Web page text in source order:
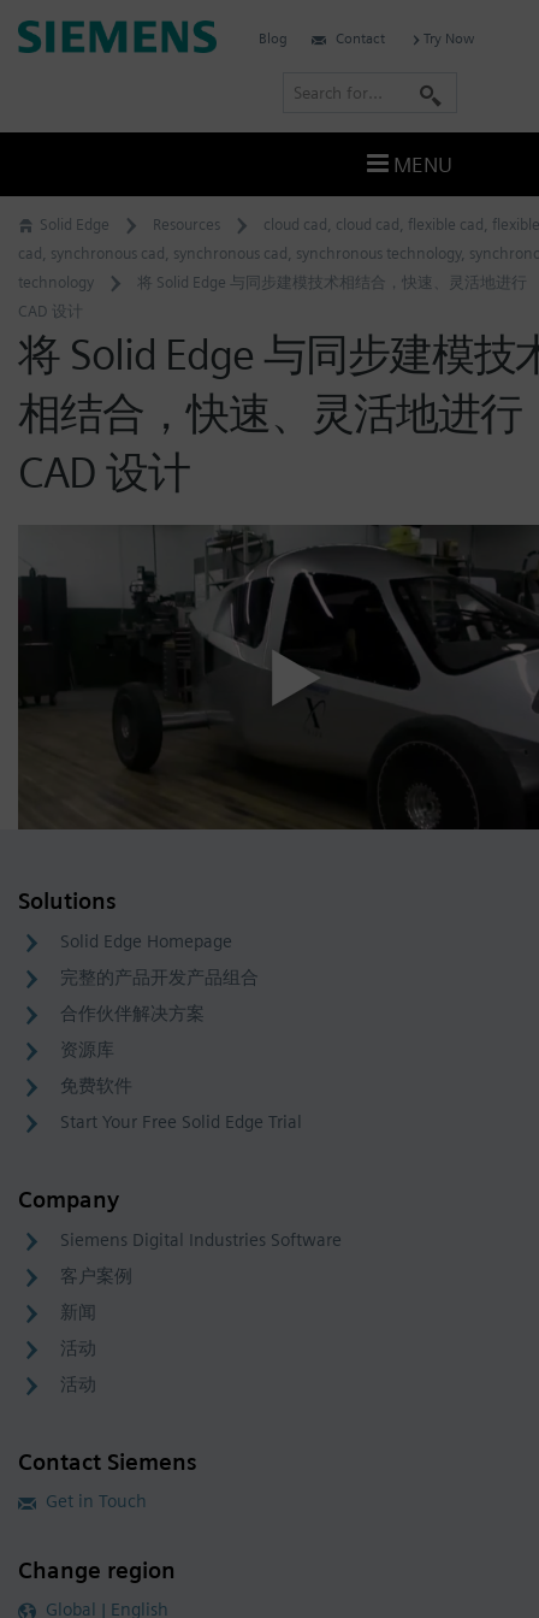
Skip
to
Solid Edge Resources cloud cad , cloud cad , flexible cad , flexible
cad , synchronous cad , synchronous cad , synchronous technology,
technology
将 Solid Edge 与同步建模技术相结合，快速、灵活地进行
CAD 设计
将 Solid Edge 与同步建模技
相结合，快速、灵活地进行
CAD 设计
Solutions
Solid Edge Homepage
完整的产品开发产品组合
合作伙伴解决方案
资源库
免费软件
Start Your Free Solid Edge Trial
Company
Siemens Digital Industries Software
客户案例
新闻
活动
活动
Contact Siemens
Get in Touch
Change region
Global | English
Siemens
Blog Contact Try Now
r
c
h
MENU